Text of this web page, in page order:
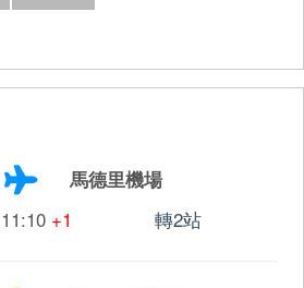
馬德里機場
11:10 +1 轉2站